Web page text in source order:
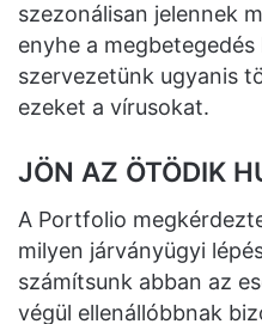
szezonálisan jelennek
enyhe a megbetegedés
szervezetünk ugyanis
ezeket a vírusokat.
JÖN AZ ÖTÖDIK
A Portfolio
milyen járványügyi
számítsunk abban az
végül ellenállóbbnak